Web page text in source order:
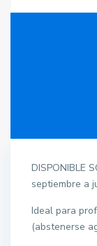
DISPONIBLE
septiembre a
Ideal para
(abstenerse